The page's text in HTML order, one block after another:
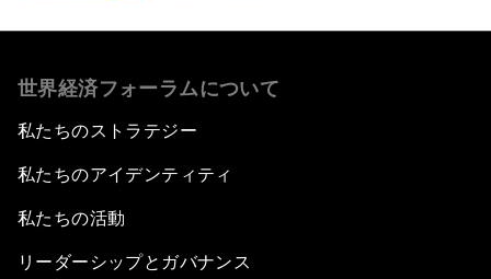
世界経済フォーラムについて
私たちのストラテジー
私たちのアイデンティティ
私たちの活動
リーダーシップとガバナンス